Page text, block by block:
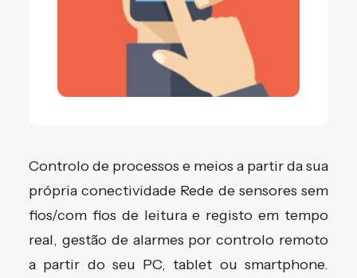
Controlo de processos e meios a partir da sua
própria conectividade Rede de sensores sem
fios/com fios de leitura e registo em tempo
real, gestão de alarmes por controlo remoto
a partir do seu PC, tablet ou smartphone.